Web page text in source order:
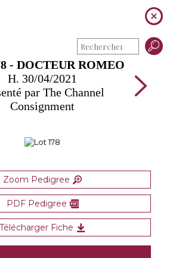
- DOCTEUR ROMEO
H. 30/04/2021
par The Channel
Consignment
Zoom Pedigree
PDF Pedigree
Télécharger Fiche